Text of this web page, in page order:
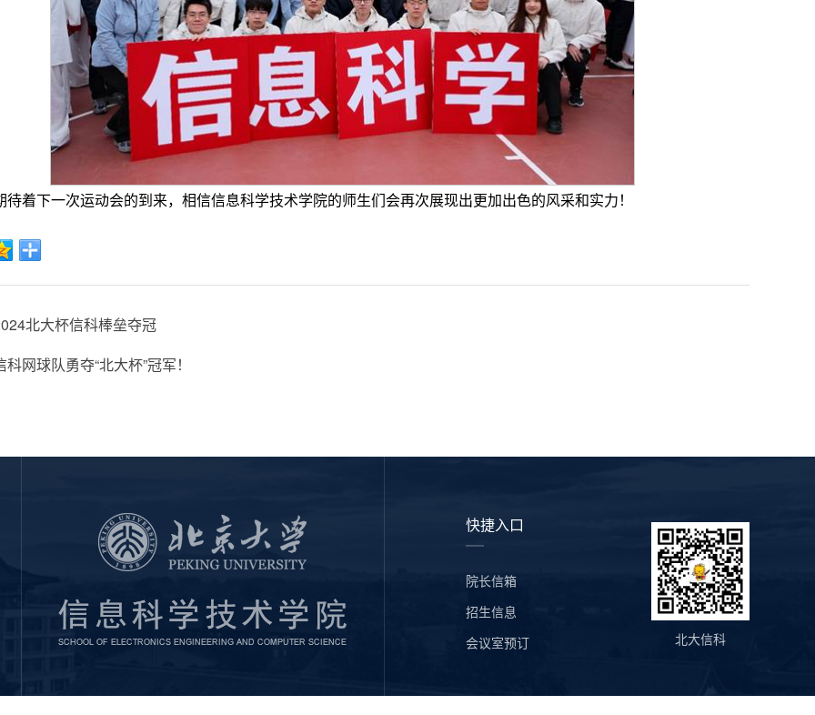
待着下一次运动会的到来，相信信息科学技术学院的师生们会再次展现出更加出色的风采和实力！
北大杯信科棒垒夺冠
网球队勇夺“北大杯”冠军！
北大信科
快捷入口
院长信箱
招生信息
会议室预订